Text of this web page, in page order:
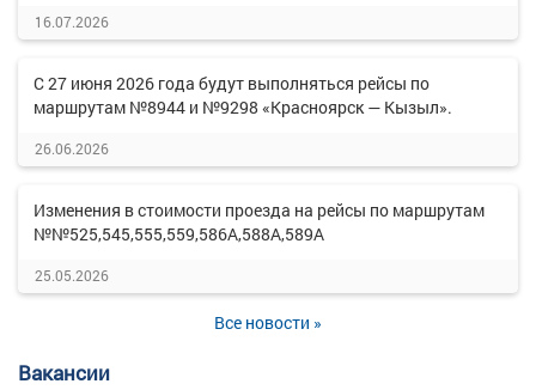
16.07.2026
С 27 июня 2026 года будут выполняться рейсы по
маршрутам №8944 и №9298 «Красноярск — Кызыл».
26.06.2026
Изменения в стоимости проезда на рейсы по маршрутам
№№525,545,555,559,586А,588А,589А
25.05.2026
Все новости »
Вакансии